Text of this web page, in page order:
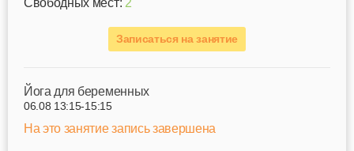
Свободных мест: 2
Записаться на занятие
Йога для беременных
06.08 13:15-15:15
На это занятие запись завершена